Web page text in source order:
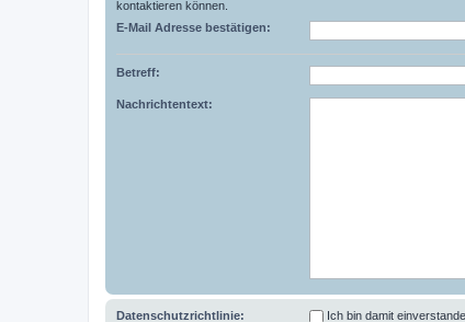
kontaktieren können.
E-Mail Adresse bestätigen:
Betreff:
Nachrichtentext:
Datenschutzrichtlinie: Ich bin damit